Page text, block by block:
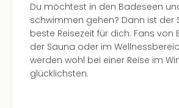
Du möchtest in den Badeseen
schwimmen gehen? Dann ist der
beste Reisezeit für dich. Fans von
der Sauna oder im
werden wohl bei einer Reise im
glücklichsten.